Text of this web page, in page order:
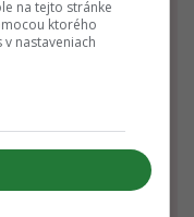
na tejto stránke
ktorého
nastaveniach